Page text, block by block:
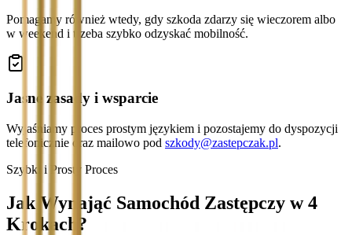
Pomagamy również wtedy, gdy szkoda zdarzy się wieczorem albo
w weekend i trzeba szybko odzyskać mobilność.
Jasne zasady i wsparcie
Wyjaśniamy proces prostym językiem i pozostajemy do dyspozycji
telefonicznie oraz mailowo pod szkody@zastepczak.pl.
Szybki i Prosty Proces
Jak Wynająć Samochód Zastępczy w 4
Krokach?